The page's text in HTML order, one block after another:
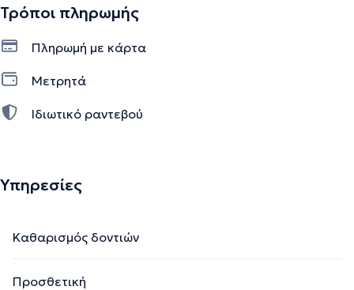
Τρόποι πληρωμής
Πληρωμή με κάρτα
Μετρητά
Ιδιωτικό ραντεβού
Υπηρεσίες
Καθαρισμός δοντιών
Προσθετική